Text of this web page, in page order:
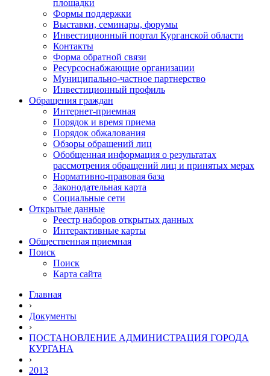
площадки
Формы поддержки
Выставки, семинары, форумы
Инвестиционный портал Курганской области
Контакты
Форма обратной связи
Ресурсоснабжающие организации
Муниципально-частное партнерство
Инвестиционный профиль
Обращения граждан
Интернет-приемная
Порядок и время приема
Порядок обжалования
Обзоры обращений лиц
Обобщенная информация о результатах
рассмотрения обращений лиц и принятых мерах
Нормативно-правовая база
Законодательная карта
Социальные сети
Открытые данные
Реестр наборов открытых данных
Интерактивные карты
Общественная приемная
Поиск
Поиск
Карта сайта
Главная
›
Документы
›
ПОСТАНОВЛЕНИЕ АДМИНИСТРАЦИЯ ГОРОДА
КУРГАНА
›
2013